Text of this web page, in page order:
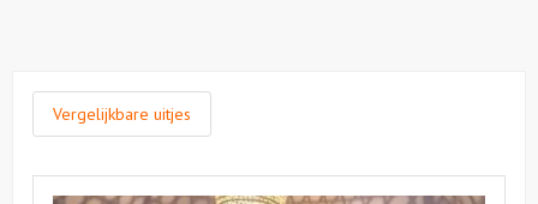
Vergelijkbare uitjes
Bekijk